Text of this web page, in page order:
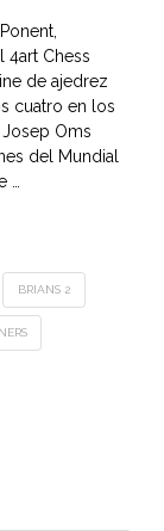
4art Chess
de ajedrez
cuatro en los
Oms
del Mundial
BRIANS 2